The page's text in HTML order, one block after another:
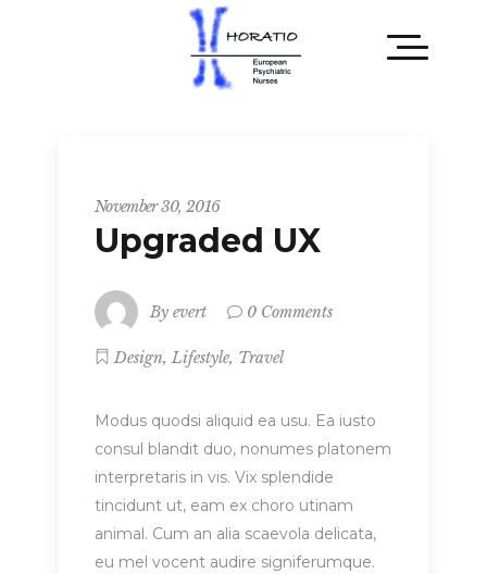
November 30, 2016
Upgraded UX
By evert 0 Comments
Design, Lifestyle, Travel
Modus quodsi aliquid ea usu. Ea iusto
consul blandit duo, nonumes platonem
interpretaris in vis. Vix splendide
tincidunt ut, eam ex choro utinam
animal. Cum an alia scaevola delicata,
eu mel vocent audire signiferumque.